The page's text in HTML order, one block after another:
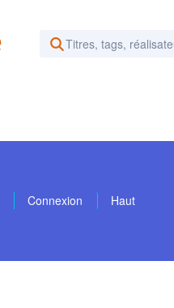
Rechercher des vidéos
Connexion Haut